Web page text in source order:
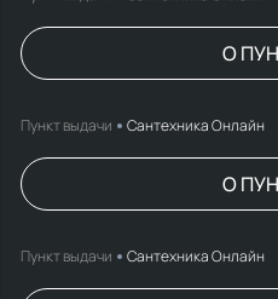
О
Пункт выдачи Сантехника Онлайн
О
Пункт выдачи Сантехника Онлайн